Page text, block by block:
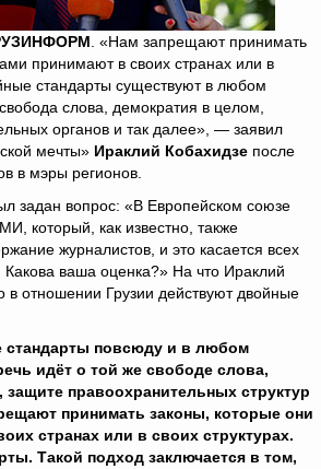
. «Нам запрещают принимать
принимают в своих странах или в
стандарты существуют в любом
слова, демократия в целом,
органов и так далее», — заявил
мечты» Ираклий Кобахидзе после
в мэры регионов.
задан вопрос: «В Европейском союзе
который, как известно, также
журналистов, и это касается всех
Какова ваша оценка?» На что Ираклий
в отношении Грузии действуют двойные
повсюду и в любом
идёт о той же свободе слова,
правоохранительных структур
принимать законы, которые они
странах или в своих структурах.
Такой подход заключается в том,